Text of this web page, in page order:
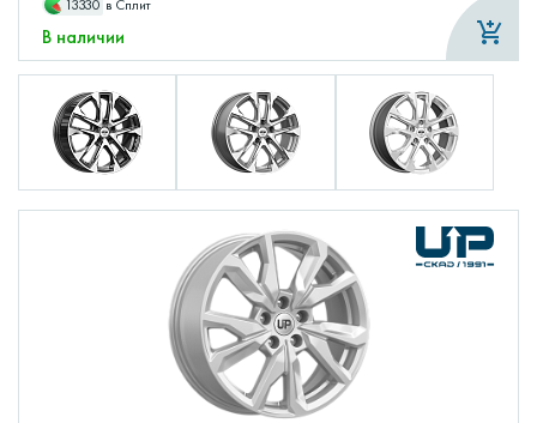
13330 в Сплит
В наличии